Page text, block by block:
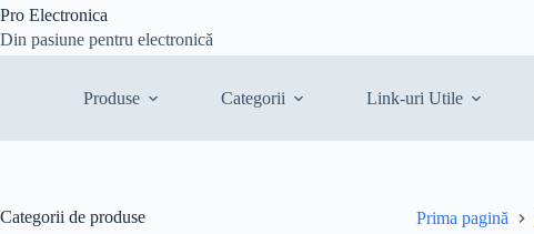
Sari
conținut
Pro Electronica
Din pasiune pentru electronică
Produse Categorii Link-uri Utile
Prima pagină
Categorii de produse